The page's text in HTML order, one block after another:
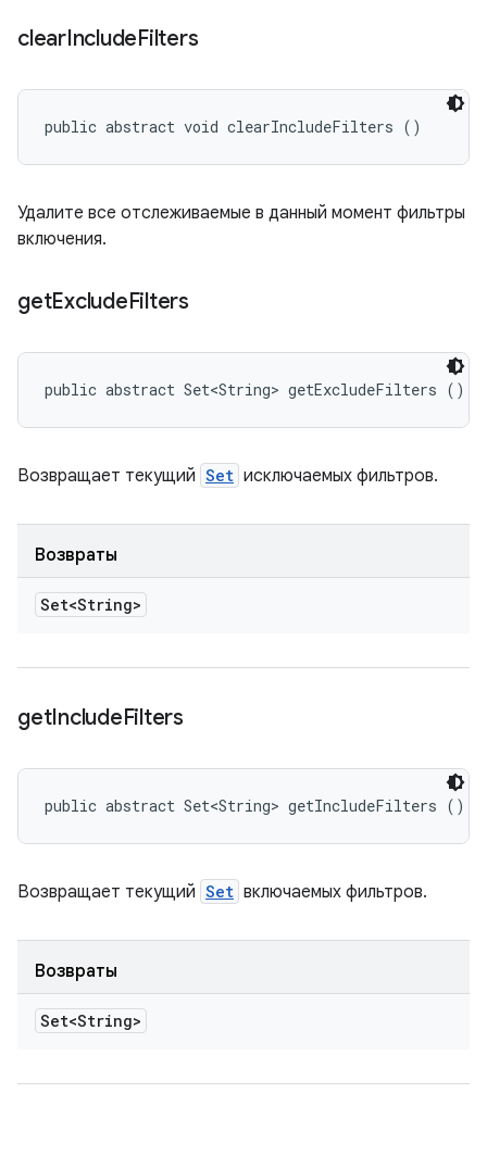
clearIncludeFilters
public abstract void clearIncludeFilters ()
Удалите все отслеживаемые в данный момент фильтры
включения.
getExcludeFilters
public abstract Set<String> getExcludeFilters ()
Возвращает текущий Set исключаемых фильтров.
Возвраты
Set<String>
getIncludeFilters
public abstract Set<String> getIncludeFilters ()
Возвращает текущий Set включаемых фильтров.
Возвраты
Set<String>